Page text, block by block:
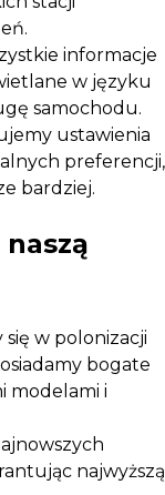
informacje
w języku
samochodu.
ustawienia
preferencji,
bardziej.
w polonizacji
bogate
modelami i
najwyższą